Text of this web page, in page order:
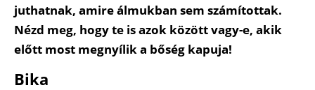
juthatnak, amire álmukban sem számítottak.
Nézd meg, hogy te is azok között vagy-e, akik
előtt most megnyílik a bőség kapuja!
Bika